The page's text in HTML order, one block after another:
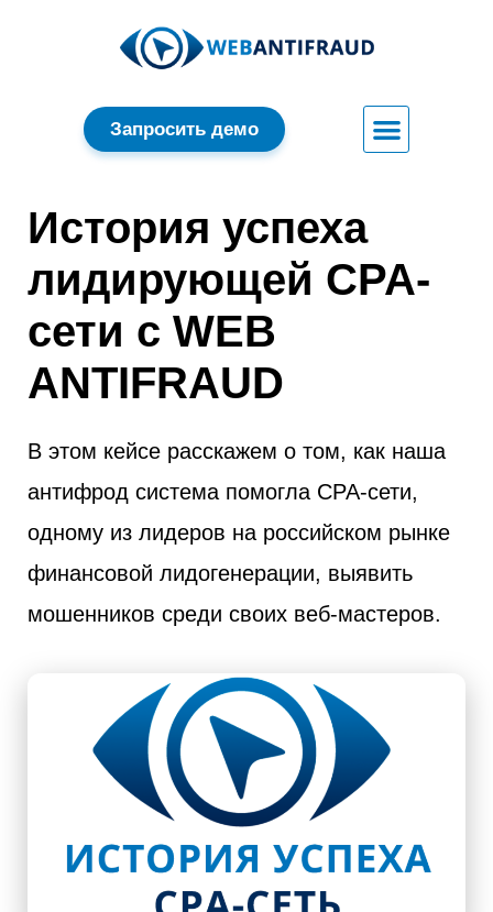
Запросить демо
История успеха
лидирующей CPA-
сети с WEB
ANTIFRAUD
В этом кейсе расскажем о том, как наша
антифрод система помогла CPA-сети,
одному из лидеров на российском рынке
финансовой лидогенерации, выявить
мошенников среди своих веб-мастеров.